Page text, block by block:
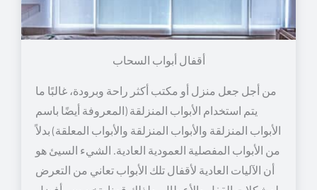
أقفال أبواب السحاب
من أجل جعل منزل أو مكتب أكثر راحة وبرودة، غالبًا ما
يتم استخدام الأبواب المنزلقة (المعروفة أيضًا باسم
الأبواب المنزلقة والأبواب المنزلقة والأبواب المعلقة) بدلاً
من الأبواب المفصلية العمودية العادية. الشيء السيئ هو
أن الآليات العادية لأقفال تلك الأبواب تعاني من التعرض